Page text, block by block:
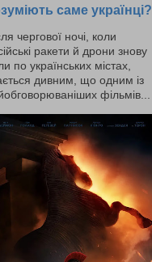
саме українці?
чергової ночі, коли
ракети й дрони знову
по українських містах,
дивним, що одним із
фільмів...